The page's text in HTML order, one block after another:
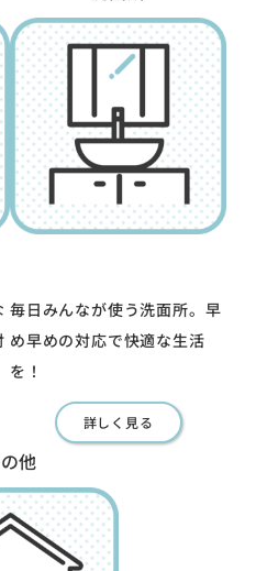
毎日みんなが使う洗面所。早
め早めの対応で快適な生活
を！
詳しく見る
他